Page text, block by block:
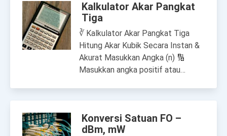
Kalkulator Akar Pangkat
Tiga
∛ Kalkulator Akar Pangkat Tiga
Hitung Akar Kubik Secara Instan &
Akurat Masukkan Angka (n) 🔢
Masukkan angka positif atau…
Konversi Satuan FO –
dBm, mW